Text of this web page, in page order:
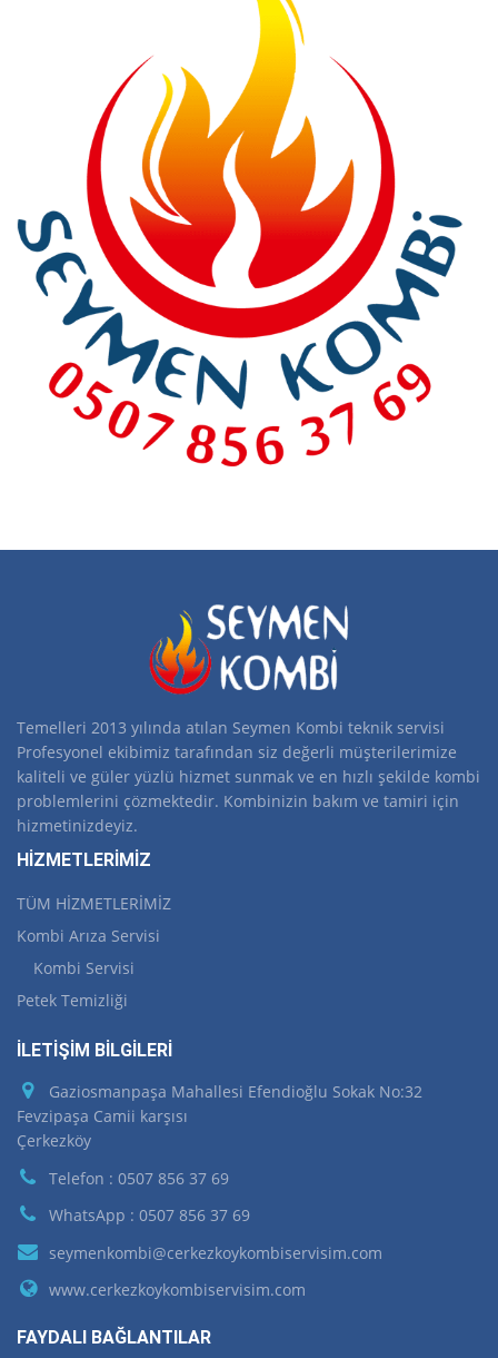
Temelleri 2013 yılında atılan Seymen Kombi teknik servisi
Profesyonel ekibimiz tarafından siz değerli müşterilerimize
kaliteli ve güler yüzlü hizmet sunmak ve en hızlı şekilde kombi
problemlerini çözmektedir. Kombinizin bakım ve tamiri için
hizmetinizdeyiz.
HİZMETLERİMİZ
TÜM HİZMETLERİMİZ
Kombi Arıza Servisi
Kombi Servisi
Petek Temizliği
İLETİŞİM BİLGİLERİ
Gaziosmanpaşa Mahallesi Efendioğlu Sokak No:32
Fevzipaşa Camii karşısı
Çerkezköy
Telefon : 0507 856 37 69
WhatsApp : 0507 856 37 69
seymenkombi@cerkezkoykombiservisim.com
www.cerkezkoykombiservisim.com
FAYDALI BAĞLANTILAR